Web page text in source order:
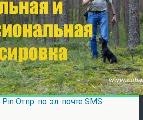
Pin Отпр. по эл. почте SMS